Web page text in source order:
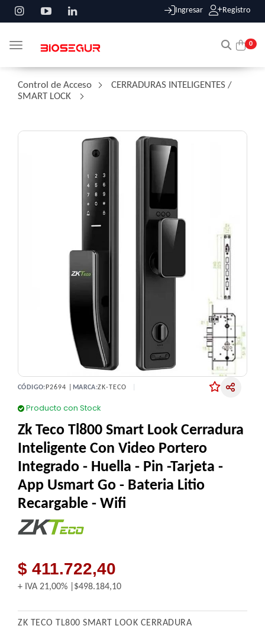
Ingresar Registro
0
Toggle navigation
Control de Acceso
CERRADURAS INTELIGENTES /
SMART LOCK
CÓDIGO: P2694 | MARCA:ZK-TECO
Producto con Stock
Zk Teco Tl800 Smart Look Cerradura
Inteligente Con Video Portero
Integrado - Huella - Pin -Tarjeta -
App Usmart Go - Bateria Litio
Recargable - Wifi
$ 411.722,40
+ IVA 21,00% $498.184,10
ZK TECO TL800 SMART LOOK CERRADURA